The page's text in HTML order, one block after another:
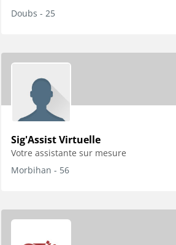
Doubs - 25
Sig'Assist Virtuelle
Votre assistante sur mesure
Morbihan - 56